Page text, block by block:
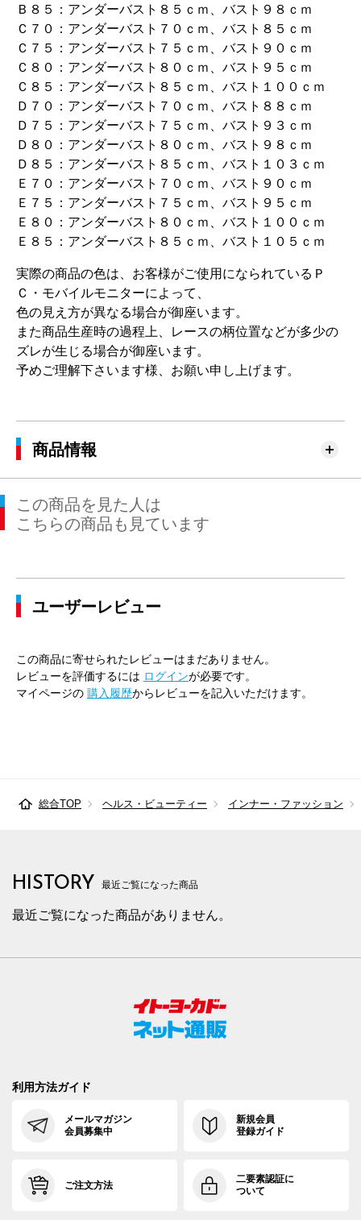
Ｂ８５：アンダーバスト８５ｃｍ、バスト９８ｃｍ
Ｃ７０：アンダーバスト７０ｃｍ、バスト８５ｃｍ
Ｃ７５：アンダーバスト７５ｃｍ、バスト９０ｃｍ
Ｃ８０：アンダーバスト８０ｃｍ、バスト９５ｃｍ
Ｃ８５：アンダーバスト８５ｃｍ、バスト１００ｃｍ
Ｄ７０：アンダーバスト７０ｃｍ、バスト８８ｃｍ
Ｄ７５：アンダーバスト７５ｃｍ、バスト９３ｃｍ
Ｄ８０：アンダーバスト８０ｃｍ、バスト９８ｃｍ
Ｄ８５：アンダーバスト８５ｃｍ、バスト１０３ｃｍ
Ｅ７０：アンダーバスト７０ｃｍ、バスト９０ｃｍ
Ｅ７５：アンダーバスト７５ｃｍ、バスト９５ｃｍ
Ｅ８０：アンダーバスト８０ｃｍ、バスト１００ｃｍ
Ｅ８５：アンダーバスト８５ｃｍ、バスト１０５ｃｍ
実際の商品の色は、お客様がご使用になられているＰ
Ｃ・モバイルモニターによって、
色の見え方が異なる場合が御座います。
また商品生産時の過程上、レースの柄位置などが多少の
ズレが生じる場合が御座います。
予めご理解下さいます様、お願い申し上げます。
商品情報
この商品を見た人は
こちらの商品も見ています
ユーザーレビュー
この商品に寄せられたレビューはまだありません。
レビューを評価するには ログインが必要です。
マイページの 購入履歴からレビューを記入いただけます。
総合TOP ヘルス・ビューティー インナー・ファッション
HISTORY 最近ご覧になった商品
最近ご覧になった商品がありません。
利用方法ガイド
メールマガジン
会員募集中
新規会員
登録ガイド
ご注文方法
二要素認証に
ついて